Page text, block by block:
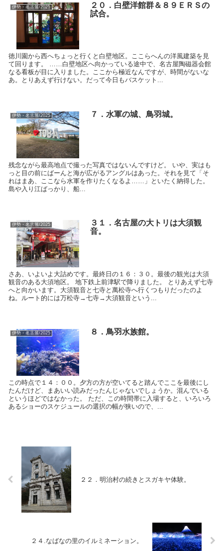
伊勢・名古屋/2025
２０．白壁洋館群＆８９ＥＲＳの
試合。
徳川園から西へちょっと行くと白壁地区。ここらへんの洋風建築を見
て回ります。 ……白壁地区へ向かっている途中で、名古屋陶磁器会館
なる看板が目に入りました。ここから極近なんですが、時間がないな
あ。とりあえず行けない。だって今日もバスケット...
伊勢・名古屋/2025 ７．水軍の城、鳥羽城。
残念ながら最高地点で撮った写真ではないんですけど。 いや、実はも
っと目の前にばーんと海が広がるアングルはあった。それを見て「そ
れはまあ、ここなら水軍を作りたくなるよ……」といたく納得した。
島や入り江ばっかり、船...
伊勢・名古屋/2025
３１．名古屋の大トリは大須観
音。
さあ、いよいよ大詰めです。最終日の１６：３０。最後の観光は大須
観音のある大須地区。 地下鉄上前津駅で降りました。 とりあえず七寺
へと向かいます。大須観音と七寺と萬松寺へ行くつもりだったのよ
ね。ルート的には万松寺→七寺→大須観音という...
伊勢・名古屋/2025 ８．鳥羽水族館。
この時点で１４：００。夕方の方が空いてると踏んでここを最後にし
たんだけど、まあいい読みだったんじゃないでしょうか。混んでいる
というほどではなかった。 ただ、この時間帯に入場すると、いろいろ
あるショーのスケジュールの選択の幅が狭いので、...
２２．明治村の続きとスガキヤ体験。
２４.なばなの里のイルミネーション。